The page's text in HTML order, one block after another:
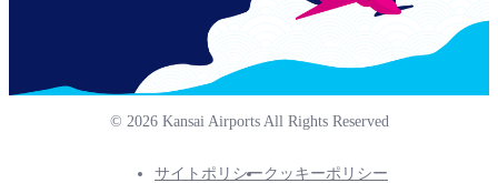
© 2026 Kansai Airports All Rights Reserved
サイトポリシークッキーポリシー